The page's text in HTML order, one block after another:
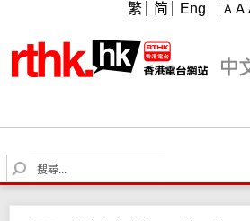
A A
繁 简 Eng
S
e